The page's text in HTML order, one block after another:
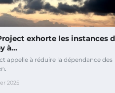
exhorte les instances
à…
appelle à réduire la dépendance des
2025